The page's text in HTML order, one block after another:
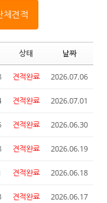
체견적
상태 날짜
견적완료 2026.07.06
견적완료 2026.07.01
견적완료 2026.06.30
견적완료 2026.06.19
견적완료 2026.06.18
견적완료 2026.06.17